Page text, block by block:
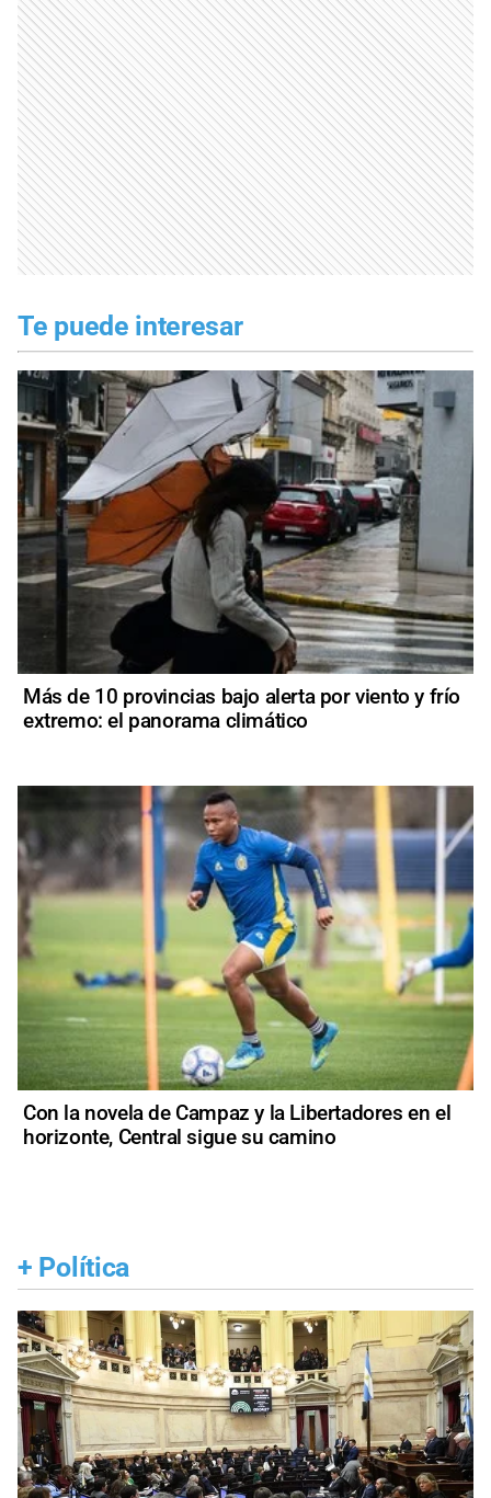
Te puede interesar
Más de 10 provincias bajo alerta por viento y frío
extremo: el panorama climático
Con la novela de Campaz y la Libertadores en el
horizonte, Central sigue su camino
+ Política